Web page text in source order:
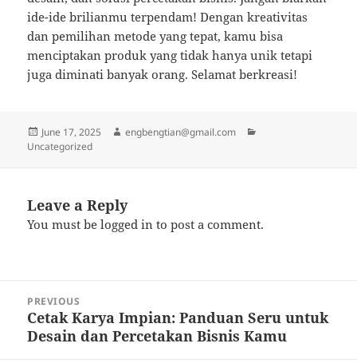
ide-ide brilianmu terpendam! Dengan kreativitas
dan pemilihan metode yang tepat, kamu bisa
menciptakan produk yang tidak hanya unik tetapi
juga diminati banyak orang. Selamat berkreasi!
Posted
on
June 17, 2025 Author
engbengtian@gmail.com
Uncategorized
Leave a Reply
You must belogged in to post a comment.
navigation
PREVIOUS
Previous
post:
Cetak Karya Impian: Panduan Seru untuk
Desain dan Percetakan Bisnis Kamu